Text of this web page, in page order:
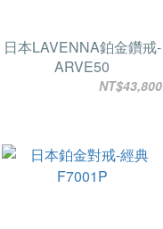
日本LAVENNA鉑金鑽戒-
ARVE50
NT$43,800